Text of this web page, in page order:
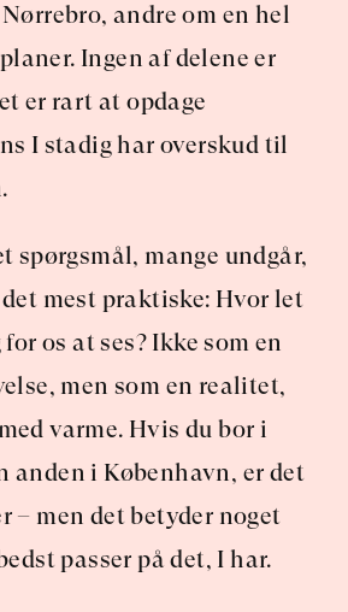
andre om en hel
Ingen af delene er
er rart at opdage
I stadig har overskud til
spørgsmål, mange undgår,
mest praktiske: Hvor let
os at ses? Ikke som en
men som en realitet,
varme. Hvis du bor i
anden i København, er det
– men det betyder noget
passer på det, I har.